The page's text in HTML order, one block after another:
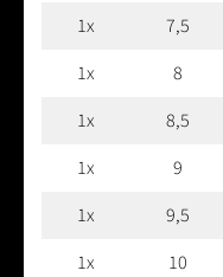
1x
7,5
1x
8
1x
8,5
1x
9
1x
9,5
1x
10